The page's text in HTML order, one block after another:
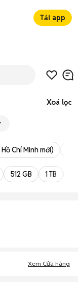
Tải app
Xoá lọc
Chí Minh mới)
512 GB 1 TB
Xem Cửa hàng